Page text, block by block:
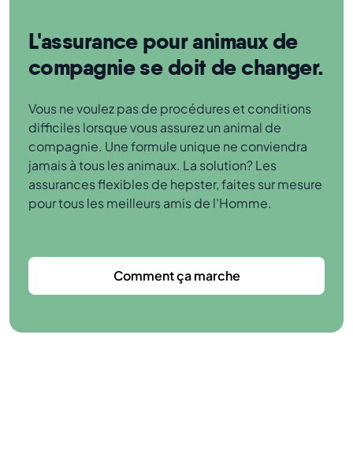
L'assurance pour animaux de
compagnie se doit de changer.
Vous ne voulez pas de procédures et conditions
difficiles lorsque vous assurez un animal de
compagnie. Une formule unique ne conviendra
jamais à tous les animaux. La solution? Les
assurances flexibles de hepster, faites sur mesure
pour tous les meilleurs amis de l'Homme.
Comment ça marche